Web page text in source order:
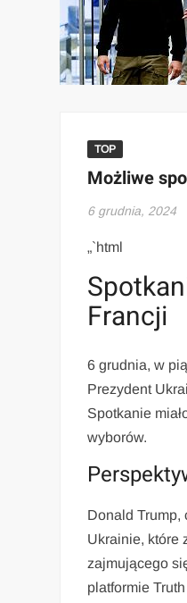
TOP
Możliwe
6 grudnia, 2024
„`html
Francji
6 grudnia, w
Prezydent
Spotkanie
wyborów.
Donald Trump,
Ukrainie, które
zajmującego
platformie